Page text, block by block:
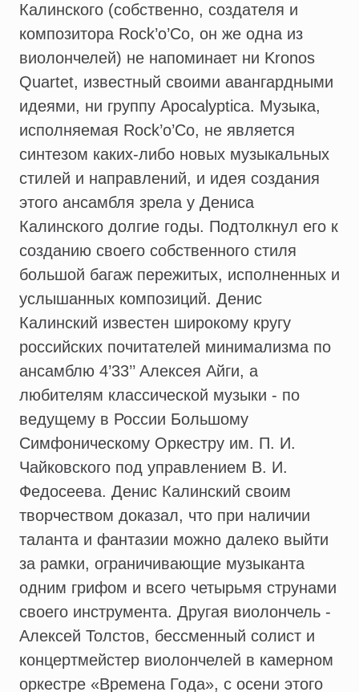
Калинского (собственно, создателя и
композитора Rock’o’Co, он же одна из
виолончелей) не напоминает ни Kronos
Quartet, известный своими авангардными
идеями, ни группу Apocalyptica. Музыка,
исполняемая Rock’o’Co, не является
синтезом каких-либо новых музыкальных
стилей и направлений, и идея создания
этого ансамбля зрела у Дениса
Калинского долгие годы. Подтолкнул его к
созданию своего собственного стиля
большой багаж пережитых, исполненных и
услышанных композиций. Денис
Калинский известен широкому кругу
российских почитателей минимализма по
ансамблю 4’33’’ Алексея Айги, а
любителям классической музыки - по
ведущему в России Большому
Симфоническому Оркестру им. П. И.
Чайковского под управлением В. И.
Федосеева. Денис Калинский своим
творчеством доказал, что при наличии
таланта и фантазии можно далеко выйти
за рамки, ограничивающие музыканта
одним грифом и всего четырьмя струнами
своего инструмента. Другая виолончель -
Алексей Толстов, бессменный солист и
концертмейстер виолончелей в камерном
оркестре «Времена Года», с осени этого